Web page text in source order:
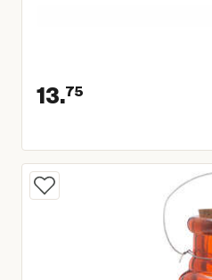
13.75
Huidige